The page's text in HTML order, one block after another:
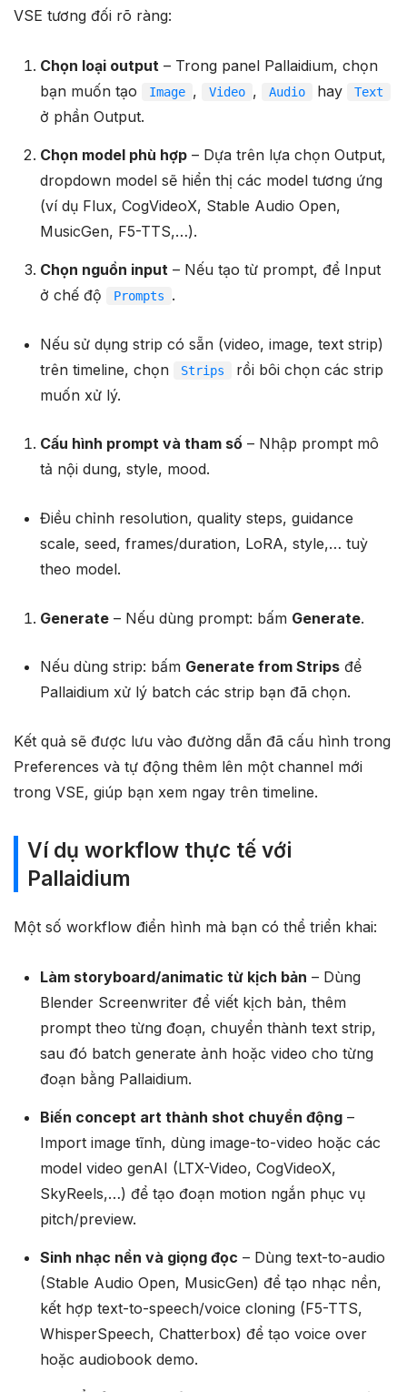
VSE tương đối rõ ràng:
Chọn loại output– Trong panel Pallaidium, chọn
bạn muốn tạo
Image , Video , Audio hay Text
ở phần Output.
Chọn model phù hợp– Dựa trên lựa chọn Output,
dropdown model sẽ hiển thị các model tương ứng
(ví dụ Flux, CogVideoX, Stable Audio Open,
MusicGen, F5-TTS,…).
Chọn nguồn input– Nếu tạo từ prompt, để Input
ở chế độ
Prompts .
Nếu sử dụng strip có sẵn (video, image, text strip)
trên timeline, chọn
Strips
rồi bôi chọn các strip
muốn xử lý.
Cấu hình prompt và tham số– Nhập prompt mô
tả nội dung, style, mood.
Điều chỉnh resolution, quality steps, guidance
scale, seed, frames/duration, LoRA, style,… tuỳ
theo model.
Generate– Nếu dùng prompt: bấm Generate.
Nếu dùng strip: bấm Generate from Stripsđể
Pallaidium xử lý batch các strip bạn đã chọn.
Kết quả sẽ được lưu vào đường dẫn đã cấu hình trong
Preferences và tự động thêm lên một channel mới
trong VSE, giúp bạn xem ngay trên timeline.
Ví dụ workflow thực tế với
Pallaidium
Một số workflow điển hình mà bạn có thể triển khai:
Làm storyboard/animatic từ kịch bản – Dùng
Blender Screenwriter để viết kịch bản, thêm
prompt theo từng đoạn, chuyển thành text strip,
sau đó batch generate ảnh hoặc video cho từng
đoạn bằng Pallaidium.
Biến concept art thành shot chuyển động–
Import image tĩnh, dùng image-to-video hoặc các
model video genAI (LTX-Video, CogVideoX,
SkyReels,…) để tạo đoạn motion ngắn phục vụ
pitch/preview.
Sinh nhạc nền và giọng đọc – Dùng text-to-audio
(Stable Audio Open, MusicGen) để tạo nhạc nền,
kết hợp text-to-speech/voice cloning (F5-TTS,
WhisperSpeech, Chatterbox) để tạo voice over
hoặc audiobook demo.